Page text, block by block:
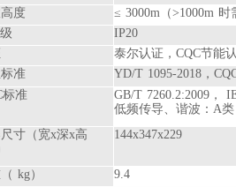
度
≤ 3000m（>1000m
IP20
泰尔认证，CQC节能
准
YD/T 1095-2018，
标准
GB/T 7260.2:2009，
低频传导、谐波：A
寸（宽x深x高
144x347x229
kg）
9.4